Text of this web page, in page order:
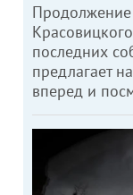
Продолжение
последних
предлагает
вперед и